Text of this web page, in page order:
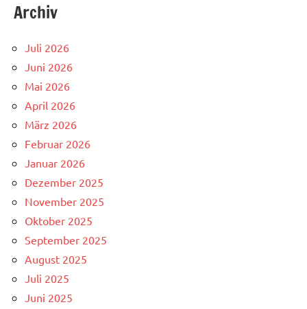
Archiv
Juli 2026
Juni 2026
Mai 2026
April 2026
März 2026
Februar 2026
Januar 2026
Dezember 2025
November 2025
Oktober 2025
September 2025
August 2025
Juli 2025
Juni 2025